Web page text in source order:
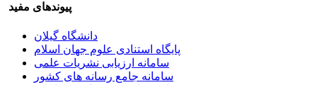
پیوندهای مفید
دانشگاه گیلان
پایگاه استنادی علوم جهان اسلام
سامانه ارزیابی نشریات علمی
سامانه جامع رسانه های کشور